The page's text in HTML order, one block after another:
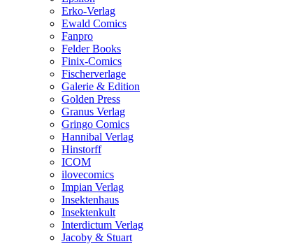
Erko-Verlag
Ewald Comics
Fanpro
Felder Books
Finix-Comics
Fischerverlage
Galerie & Edition
Golden Press
Granus Verlag
Gringo Comics
Hannibal Verlag
Hinstorff
ICOM
ilovecomics
Impian Verlag
Insektenhaus
Insektenkult
Interdictum Verlag
Jacoby & Stuart